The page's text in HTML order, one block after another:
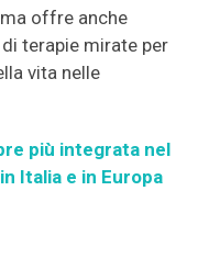
ma offre anche
terapie mirate per
vita nelle
più integrata nel
Italia e in Europa